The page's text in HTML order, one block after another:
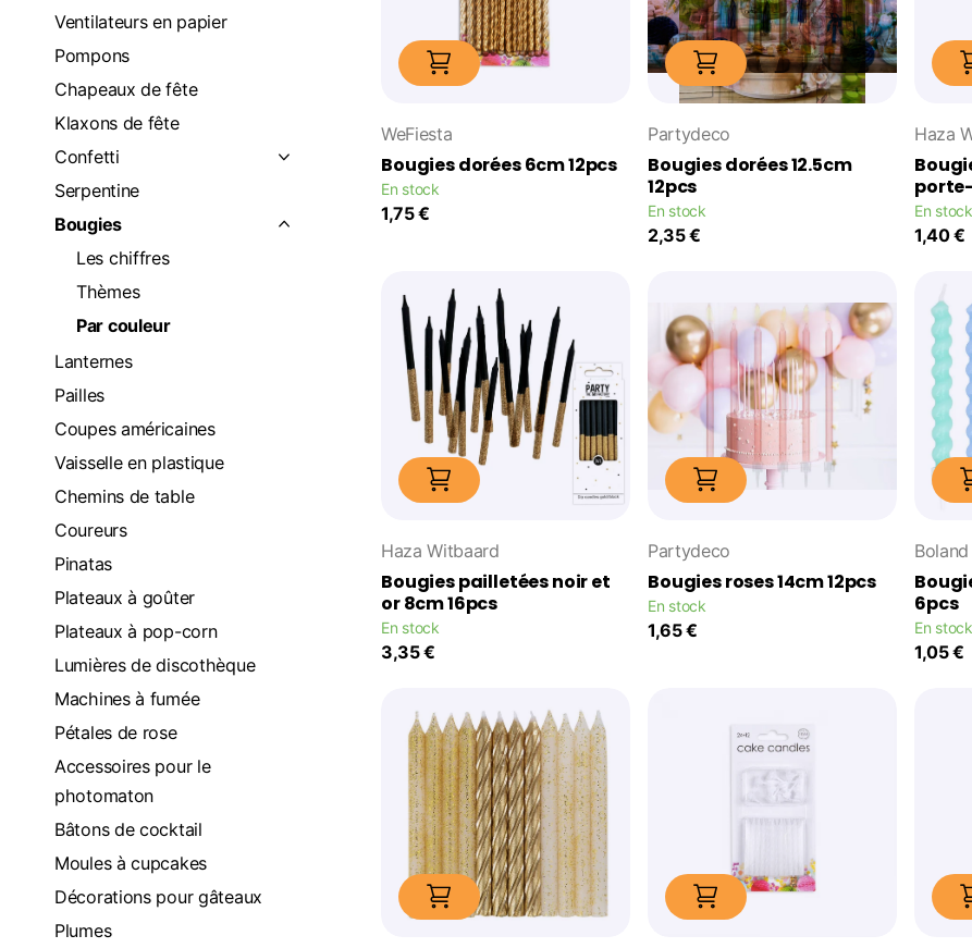
WeFiesta
Bougies dorées 6cm 12pcs
En stock
1,75 €
Partydeco
Bougies dorées 12.5cm
12pcs
En stock
2,35 €
Haza
En stock
1,40 €
Haza Witbaard
Bougies pailletées noir et
or 8cm 16pcs
En stock
3,35 €
Partydeco
Bougies roses 14cm 12pcs
En stock
1,65 €
Boland
6pcs
En stock
1,05 €
Ventilateurs en papier
Pompons
Chapeaux de fête
Klaxons de fête
Confetti
Serpentine
Bougies
Les chiffres
Thèmes
Par couleur
Lanternes
Pailles
Coupes américaines
Vaisselle en plastique
Chemins de table
Coureurs
Pinatas
Plateaux à goûter
Plateaux à pop-corn
Lumières de discothèque
Machines à fumée
Pétales de rose
Accessoires pour le
photomaton
Bâtons de cocktail
Moules à cupcakes
Décorations pour gâteaux
Plumes